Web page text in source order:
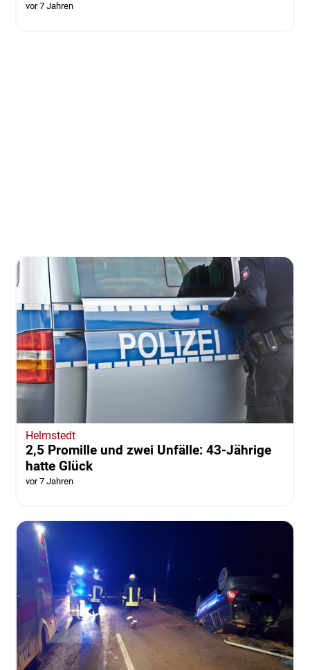
vor 7 Jahren
Helmstedt
2,5 Promille und zwei Unfälle: 43-Jährige
hatte Glück
vor 7 Jahren